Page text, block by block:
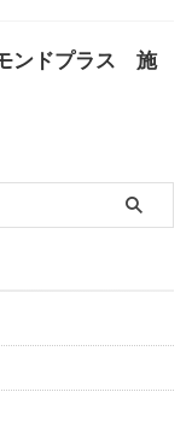
ンドプラス 施